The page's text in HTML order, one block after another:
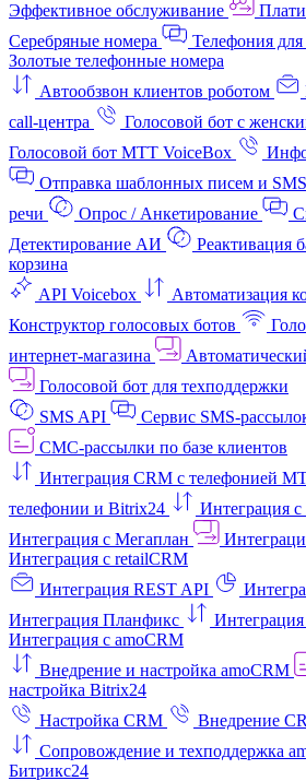
Эффективное обслуживание
Серебряные номера
Телефония
Золотые телефонные номера
Автообзвон клиентов роботом
call-центра
Голосовой бот с
Голосовой бот МТТ VoiceBox
Отправка шаблонных писем и SMS
речи
Опрос / Анкетирование
Детектирование АИ
Реактивация
корзина
API Voicebox
Автоматизация
Конструктор голосовых ботов
интернет‑магазина
Голосовой бот для техподдержки
SMS API
Сервис SMS-
СМС-рассылки по базе клиентов
Интеграция CRM с телефонией
телефонии и Bitrix24
Интеграция
Интеграция с Мегаплан
Интеграция с retailCRM
Интеграция REST API
Интеграция Планфикс
Интеграция с amoCRM
Внедрение и настройка amoCRM
настройка Bitrix24
Настройка CRM
Внедрение
Сопровождение и техподдержка
Битрикс24